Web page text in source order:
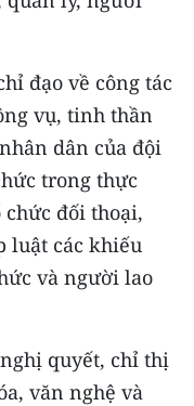
đạo về công tác
vụ, tinh thần
dân của đội
trong thực
đối thoại,
luật các khiếu
và người lao
quyết, chỉ thị
văn nghệ và